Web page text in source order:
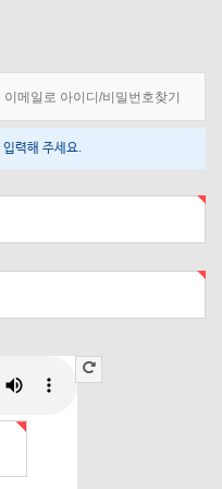
이메일로 아이디/비밀번호찾기
력해 주세요.